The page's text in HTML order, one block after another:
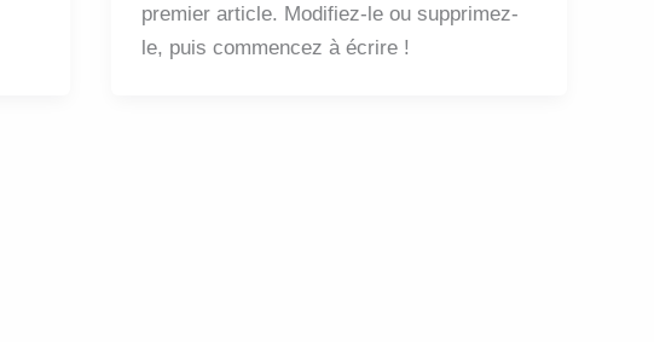
premier article. Modifiez-le ou supprimez-
le, puis commencez à écrire !